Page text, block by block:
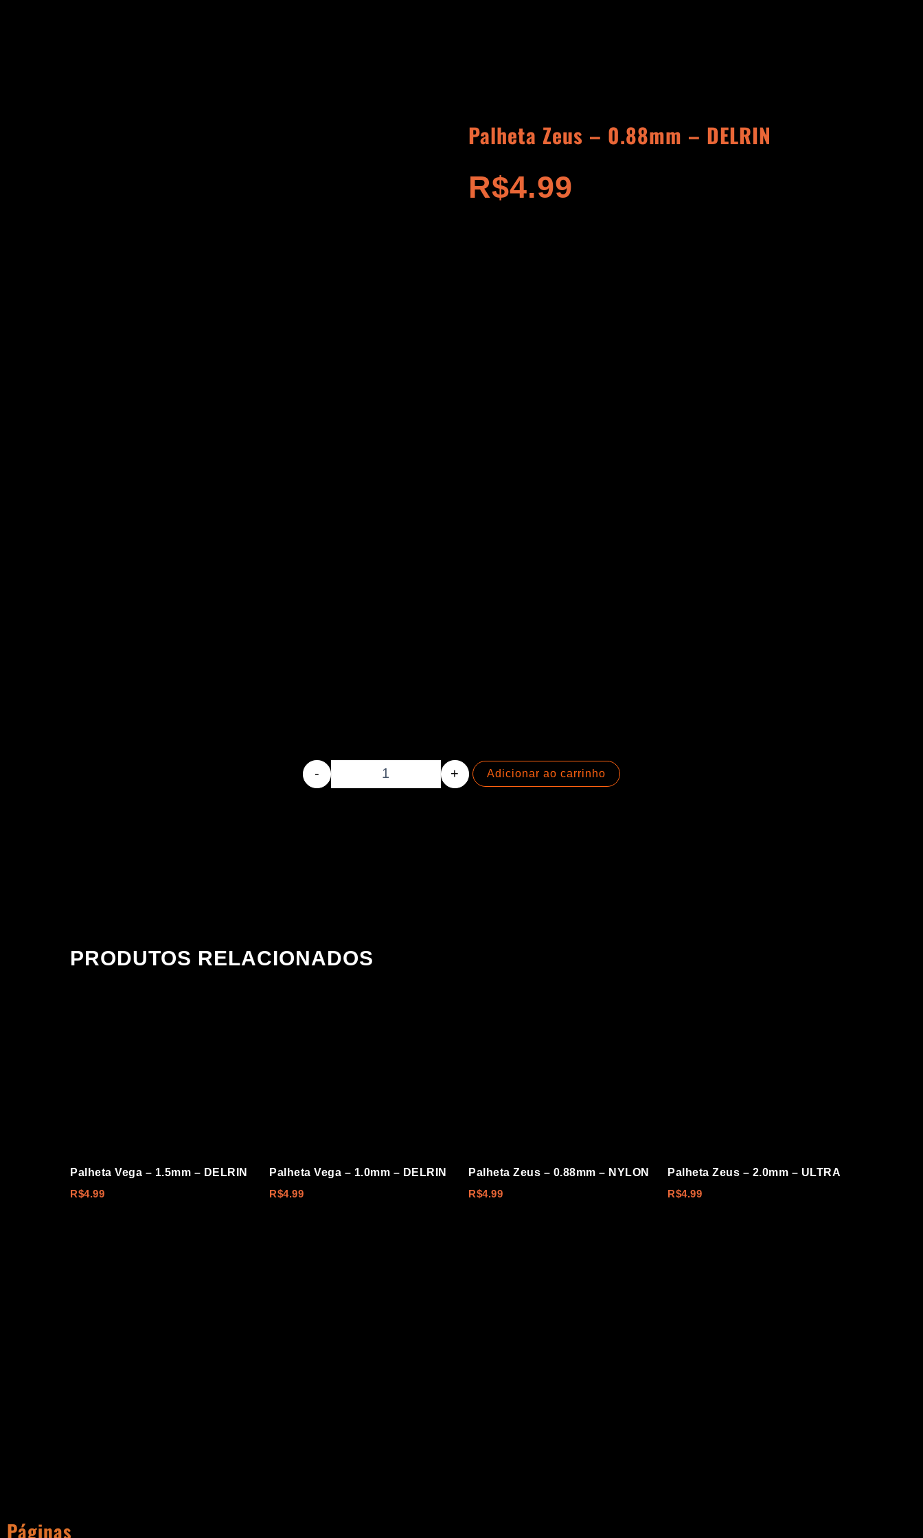
Palheta Zeus – 0.88mm – DELRIN
R$4.99
- + Adicionar ao carrinho
PRODUTOS RELACIONADOS
Palheta Vega – 1.5mm – DELRIN
R$4.99
Palheta Vega – 1.0mm – DELRIN
R$4.99
Palheta Zeus – 0.88mm – NYLON
R$4.99
Palheta Zeus – 2.0mm – ULTRA
R$4.99
Páginas